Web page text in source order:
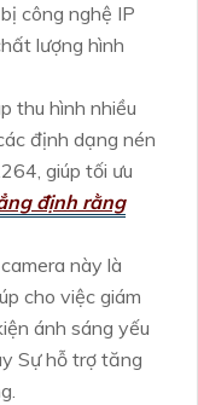
công nghệ IP
lượng hình
thu hình nhiều
định dạng nén
giúp tối ưu
định rằng
này là
cho việc giám
ánh sáng yếu
Sự hỗ trợ tăng